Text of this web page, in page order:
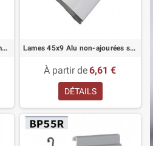
Lames 45x9 Alu ajourées sur mesure pour volet roulant Lames 45x9 Alu non-ajourées sur mesure pour volet roulant
À partir de6,61 €
DÉTAILS